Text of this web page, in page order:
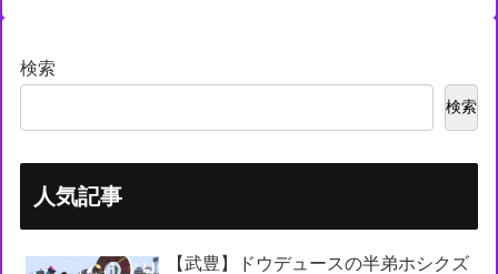
検索
検索
人気記事
【武豊】ドウデュースの半弟ホシクズ